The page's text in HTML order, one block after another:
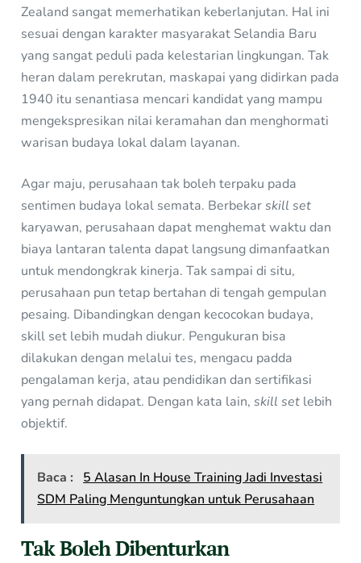
Zealand sangat memerhatikan keberlanjutan. Hal ini
sesuai dengan karakter masyarakat Selandia Baru
yang sangat peduli pada kelestarian lingkungan. Tak
heran dalam perekrutan, maskapai yang didirkan pada
1940 itu senantiasa mencari kandidat yang mampu
mengekspresikan nilai keramahan dan menghormati
warisan budaya lokal dalam layanan.
Agar maju, perusahaan tak boleh terpaku pada
sentimen budaya lokal semata. Berbekarskill set
karyawan, perusahaan dapat menghemat waktu dan
biaya lantaran talenta dapat langsung dimanfaatkan
untuk mendongkrak kinerja. Tak sampai di situ,
perusahaan pun tetap bertahan di tengah gempulan
pesaing. Dibandingkan dengan kecocokan budaya,
skill set lebih mudah diukur. Pengukuran bisa
dilakukan dengan melalui tes, mengacu padda
pengalaman kerja, atau pendidikan dan sertifikasi
yang pernah didapat. Dengan kata lain,skill set lebih
objektif.
Baca :
5 Alasan In House Training Jadi Investasi
SDM Paling Menguntungkan untuk Perusahaan
Tak Boleh Dibenturkan